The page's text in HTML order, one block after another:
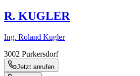
R. KUGLER
Ing. Roland Kugler
3002 Purkersdorf
Jetzt anrufen